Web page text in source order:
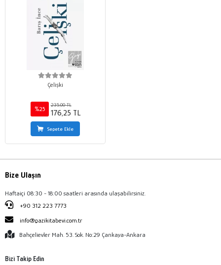
Çelişki
%25
235,00 TL
176,25 TL
Sepete Ekle
Bize Ulaşın
Haftaiçi 08:30 - 18:00 saatleri arasında ulaşabilirsiniz.
+90 312 223 7773
info@gazikitabevi.com.tr
Bahçelievler Mah. 53. Sok. No:29 Çankaya-Ankara
Bizi Takip Edin